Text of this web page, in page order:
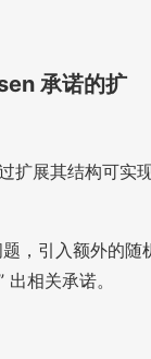
承诺的扩
扩展其结构可实
，引入额外的随
相关承诺。